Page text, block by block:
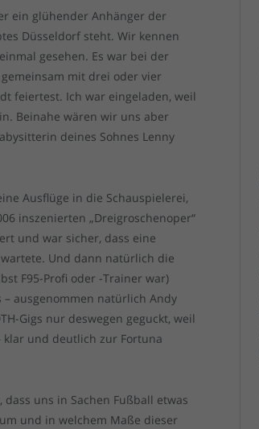
ein glühender Anhänger der
Düsseldorf steht. Wir kennen
gesehen. Es war bei der
mit drei oder vier
feiertest. Ich war eingeladen, weil
Beinahe wären wir uns aber
deines Sohnes Lenny
Ausflüge in die Schauspielerei,
inszenierten „Dreigroschenoper“
und war sicher, dass eine
Und dann natürlich die
F95-Profi oder -Trainer war)
ausgenommen natürlich Andy
Gigs nur deswegen geguckt, weil
klar und deutlich zur Fortuna
uns in Sachen Fußball etwas
und in welchem Maße dieser